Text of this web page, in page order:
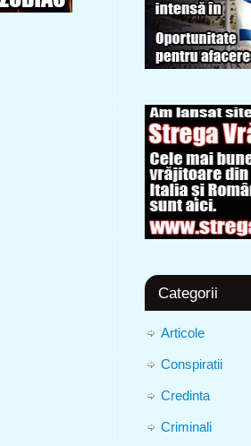
Categorii
Articole
Conspiratii
Credinta
Criminali